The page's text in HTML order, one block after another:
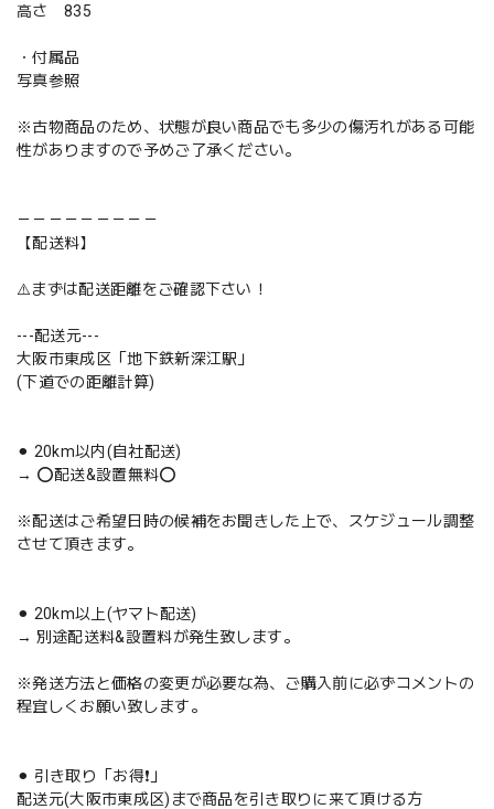
高さ 835
・付属品
写真参照
※古物商品のため、状態が良い商品でも多少の傷汚れがある可能
性がありますので予めご了承ください。
－－－－－－－－－
【配送料】
⚠️まずは配送距離をご確認下さい！
---配送元---
大阪市東成区「地下鉄新深江駅」
(下道での距離計算)
⚫︎ 20km以内(自社配送)
→ ⭕️配送&設置無料⭕️
※配送はご希望日時の候補をお聞きした上で、スケジュール調整
させて頂きます。
⚫︎ 20km以上(ヤマト配送)
→ 別途配送料&設置料が発生致します。
※発送方法と価格の変更が必要な為、ご購入前に必ずコメントの
程宜しくお願い致します。
⚫︎ 引き取り「お得❗️」
配送元(大阪市東成区)まで商品を引き取りに来て頂ける方